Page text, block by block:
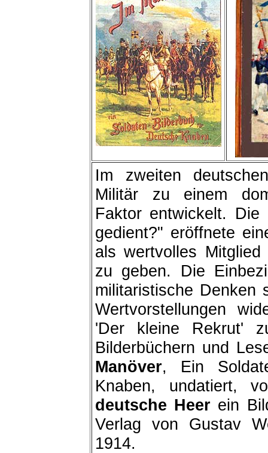
Im zweiten
Militär zu einem
Faktor entwickelt.
gedient?" eröffnete
als wertvolles
zu geben. Die
militaristische Denken
Wertvorstellungen
'Der kleine Rekrut'
Bilderbüchern und
Manöver, Ein
Knaben, undatiert,
deutsche Heer ein
Verlag von Gustav
1914.